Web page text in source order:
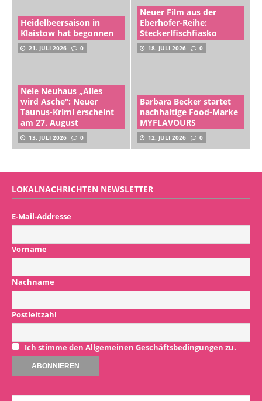
Heidelbeersaison in
Klaistow hat begonnen
21. JULI 2026 0
Neuer Film aus der
Eberhofer-Reihe:
Steckerlfischfiasko
18. JULI 2026 0
Nele Neuhaus „Alles
wird Asche“: Neuer
Taunus-Krimi erscheint
am 27. August
13. JULI 2026 0
Barbara Becker startet
nachhaltige Food-Marke
MYFLAVOURS
12. JULI 2026 0
LOKALNACHRICHTEN NEWSLETTER
E-Mail-Addresse
Vorname
Nachname
Postleitzahl
Ich stimme den Allgemeinen Geschäftsbedingungen zu.